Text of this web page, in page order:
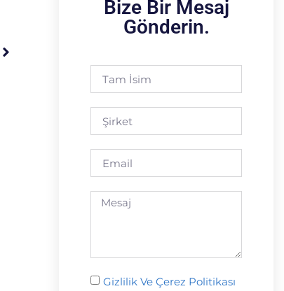
Bize Bir Mesaj
Gönderin.
Gizlilik Ve Çerez Politikası